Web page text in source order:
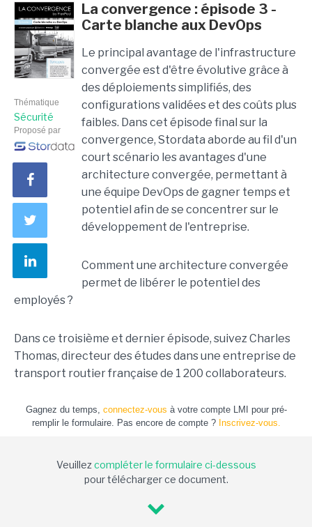
Thématique
Sécurité
Proposé par
La convergence : épisode 3 -
Carte blanche aux DevOps
Le principal avantage de l'infrastructure
convergée est d'être évolutive grâce à
des déploiements simplifiés, des
configurations validées et des coûts plus
faibles. Dans cet épisode final sur la
convergence, Stordata aborde au fil d'un
court scénario les avantages d'une
architecture convergée, permettant à
une équipe DevOps de gagner temps et
potentiel afin de se concentrer sur le
développement de l'entreprise.
Comment une architecture convergée
permet de libérer le potentiel des
employés ?
Dans ce troisième et dernier épisode, suivez Charles
Thomas, directeur des études dans une entreprise de
transport routier française de 1 200 collaborateurs.
Gagnez du temps, connectez-vous à votre compte LMI pour pré-
remplir le formulaire. Pas encore de compte ? Inscrivez-vous.
Veuillezcompléter le formulaire ci-dessous
pour télécharger ce document.